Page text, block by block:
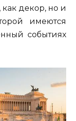
декор, но и
имеются
событиях